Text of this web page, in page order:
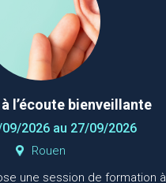
l’écoute bienveillante
09/2026 au 27/09/2026
Rouen
une session de formation à